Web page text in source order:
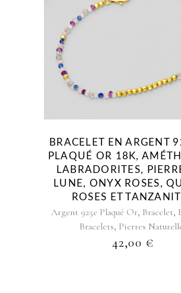
BRACELET EN ARGENT
PLAQUÉ OR 18K,
LABRADORITES,
LUNE, ONYX ROSES,
ROSES ET
Argent 925e Plaqué Or, Bracelet,
Bracelets, Pierres
42,00 €